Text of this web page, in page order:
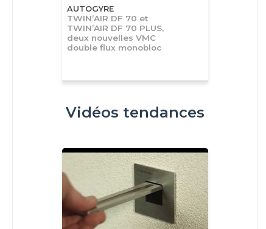
AUTOGYRE
TWIN’AIR DF 70 et
TWIN’AIR DF 70 PLUS,
deux nouvelles VMC
double flux monobloc
Vidéos tendances